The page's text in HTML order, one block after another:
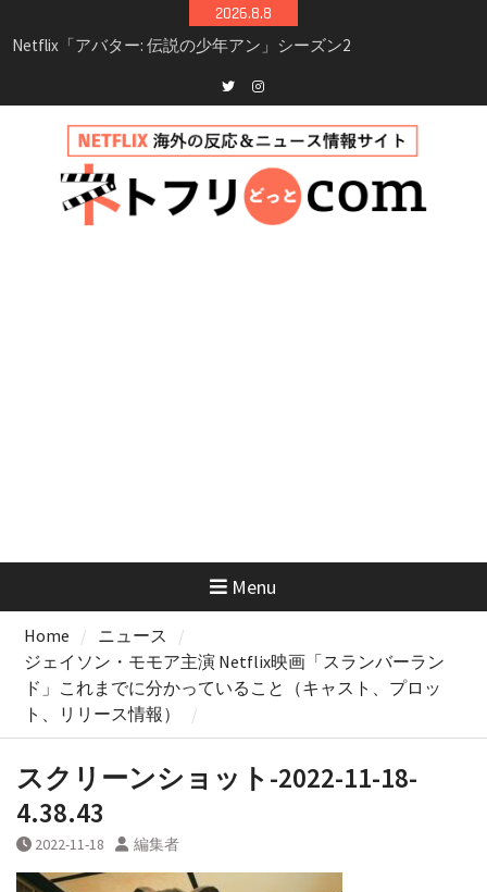
to
2026.8.8
Netflix映画「ボイスメールで恋をして」キャス
イッチ主演ロマコメ
新決定！2027年撮影開始へ
兄弟大騒動のコメディ映画「リトル・ブラザ
ー」がNetflixで配信！─キャスト・あらすじ・
見どころまとめ
Twitterinstagram
Menu
Home
ニュース
ジェイソン・モモア主演 Netflix映画「スランバーラン
ド」これまでに分かっていること（キャスト、プロッ
ト、リリース情報）
スクリーンショット-2022-11-18-
4.38.43
2022-11-18 編集者